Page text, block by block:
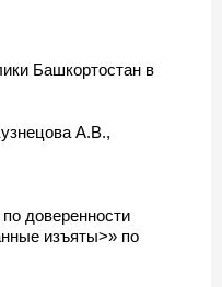
Башкортостан в
А.В.,
доверенности
изъяты>» по